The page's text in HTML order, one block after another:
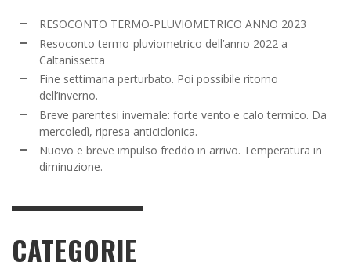
RESOCONTO TERMO-PLUVIOMETRICO ANNO 2023
Resoconto termo-pluviometrico dell’anno 2022 a
Caltanissetta
Fine settimana perturbato. Poi possibile ritorno
dell’inverno.
Breve parentesi invernale: forte vento e calo termico. Da
mercoledì, ripresa anticiclonica.
Nuovo e breve impulso freddo in arrivo. Temperatura in
diminuzione.
CATEGORIE